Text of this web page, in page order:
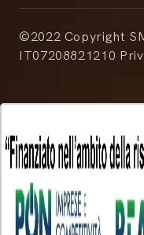
©2022 Copyright
IT07208821210